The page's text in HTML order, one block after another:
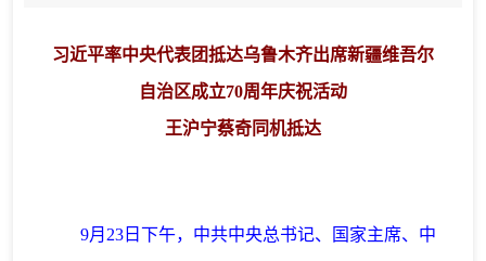
习近平率中央代表团抵达乌鲁木齐出席新疆维吾尔
自治区成立70周年庆祝活动
王沪宁蔡奇同机抵达
9月23日下午，中共中央总书记、国家主席、中